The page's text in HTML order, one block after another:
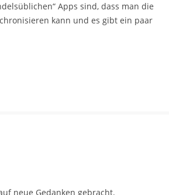
Apps sind, dass man die
kann und es gibt ein paar
neue Gedanken gebracht.